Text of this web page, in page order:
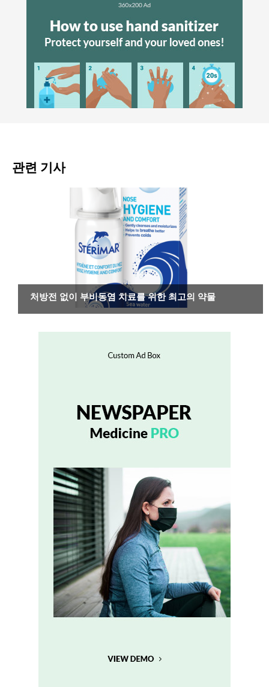
관련 기사
처방전 없이 부비동염 치료를 위한 최고의 약물